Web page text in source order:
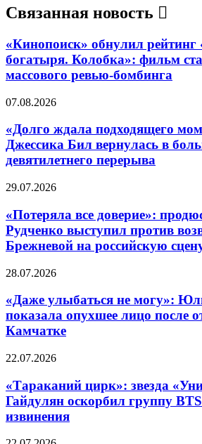
Связанная новость
«Кинопоиск» обнулил рейтинг
богатыря. Колобка»: фильм
массового ревью-бомбинга
07.08.2026
«Долго ждала подходящего
Джессика Бил вернулась в
девятилетнего перерыва
29.07.2026
«Потеряла все доверие»:
Рудченко выступил против
Брежневой на российскую
28.07.2026
«Даже улыбаться не могу»:
показала опухшее лицо после
Камчатке
22.07.2026
«Тараканий цирк»: звезда
Гайдулян оскорбил группу
извинения